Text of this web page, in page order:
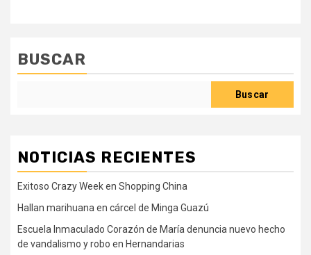
BUSCAR
Buscar
NOTICIAS RECIENTES
Exitoso Crazy Week en Shopping China
Hallan marihuana en cárcel de Minga Guazú
Escuela Inmaculado Corazón de María denuncia nuevo hecho
de vandalismo y robo en Hernandarias